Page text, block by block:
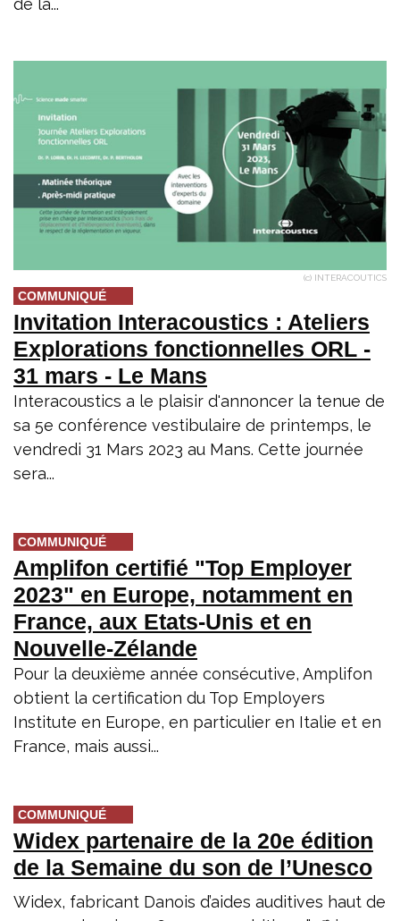
(c) INTERACOUTICS
COMMUNIQUÉ
Invitation Interacoustics : Ateliers
Explorations fonctionnelles ORL -
31 mars - Le Mans
Interacoustics a le plaisir d'annoncer la tenue de
sa 5e conférence vestibulaire de printemps, le
vendredi 31 Mars 2023 au Mans. Cette journée
sera...
COMMUNIQUÉ
Amplifon certifié "Top Employer
2023" en Europe, notamment en
France, aux Etats-Unis et en
Nouvelle-Zélande
Pour la deuxième année consécutive, Amplifon
obtient la certification du Top Employers
Institute en Europe, en particulier en Italie et en
France, mais aussi...
COMMUNIQUÉ
Widex partenaire de la 20e édition
de la Semaine du son de l’Unesco
Widex, fabricant Danois d’aides auditives haut de